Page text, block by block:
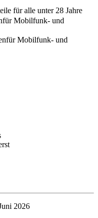
für alle unter 28 Jahre
für Mobilfunk- und
für Mobilfunk- und
2026